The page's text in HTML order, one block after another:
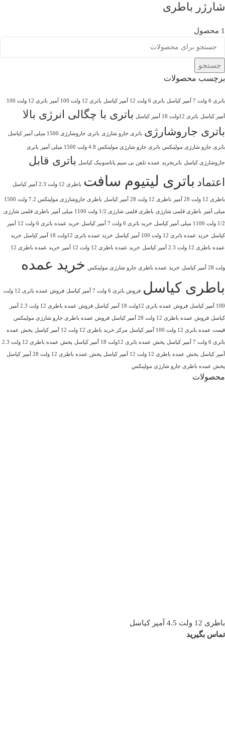
شارژر باطری
1 محصول
جستجو
برچسب محصولات
باتری 6 ولت 7 آمپر کیاسل باتری 6 ولت 12 آمپر کیاسل باتری 12 ولت 100 آمپر باتری 12 ولت 100
آمپر کیاسل باتری 12ولت 18 آمپر کیاسل
باتری با چگالی انرژی بالا
باتری جاروشارژی باتری جارو شارژی باتری جاروشارژی 1500 میلی آمپر کیاسل
باتری جارو شارژی مولینکس باتری جارو شارژی مولینکس 4.8 ولت 1500 میلی آمپر باتری
جاروشارژی کیاسل باتریخرید عمده تلفن بی سیم پاناسونیک کیاسل باتری قابل
اعتماد باتری لیتیوم سافت باطری 12 ولت 2.3 آمپر کیاسل
باطری 12 ولت 28 آمپر باطری 12 ولت 28 آمپر کیاسل باطری جاروشارژی مولینکس 7.2 ولت 1500
میلی آمپر باطری قلمی شارژی باطری قلمی شارژی 1/2 ولت 1100 میلی آمپر باطری قلمی شارژی
1/2 ولت 1100 میلی آمپر کیاسل خرید باتری 6 ولت 7 آمپر کیاسل خرید عمده باتری 6 ولت 12 آمپر
کیاسل خرید عمده باتری 12 ولت 100 آمپر کیاسل خرید عمده باتری 12ولت 18 آمپر کیاسل خرید
عمده باطری 12 ولت 2.3 آمپر کیاسل خرید عمده باطری 12 ولت 12 آمپر خرید عمده باطری 12
ولت 28 آمپر کیاسل خرید عمده باطری جارو شارژی مولینکس خرید عمده
باطری کیاسل فروش باتری 6 ولت 7 آمپر کیاسل فروش عمده باتری 12 ولت
100 آمپر کیاسل فروش عمده باتری 12ولت 18 آمپر کیاسل فروش عمده باطری 12 ولت 2.3 آمپر
کیاسل فروش عمده باطری 12 ولت 28 آمپر کیاسل فروش عمده باطری جارو شارژی مولینکس
قیمت عمده باتری 12 ولت 100 آمپر کیاسل مرکز خرید باطری 12 ولت 12 آمپر کیاسل پخش عمده
باتری 6 ولت 7 آمپر کیاسل پخش عمده باتری 12ولت 18 آمپر کیاسل پخش عمده باطری 12 ولت 2.3
آمپر کیاسل پخش عمده باطری 12 ولت 12 آمپر کیاسل پخش عمده باطری 12 ولت 28 آمپر کیاسل
پخش عمده باطری جارو شارژی مولینکس
محصولات
باطری 12 ولت 4.5 آمپر کیاسل
تماس بگیرید